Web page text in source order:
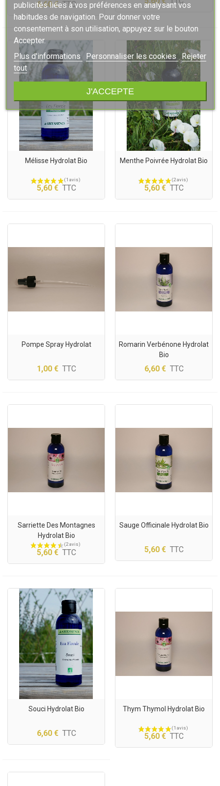
(1 avis)
(1 avis)
6,60 € TTC
Mélisse Hydrolat Bio
5,60 € TTC
Menthe Poivrée Hydrolat Bio
5,60 € TTC
Pompe Spray Hydrolat
1,00 € TTC
Romarin Verbénone Hydrolat
Bio
6,60 € TTC
Sarriette Des Montagnes
Hydrolat Bio
5,60 € TTC
Sauge Officinale Hydrolat Bio
5,60 € TTC
Souci Hydrolat Bio
6,60 € TTC
Thym Thymol Hydrolat Bio
5,60 € TTC
publicités liées à vos préférences en analysant vos
habitudes de navigation. Pour donner votre
consentement à son utilisation, appuyez sur le bouton
Accepter.
Plus d'informations
Personnaliser les cookies Rejeter
tout
J'ACCEPTE